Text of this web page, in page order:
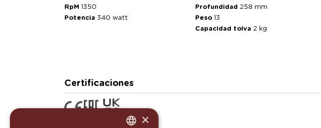
RpM 1350
Potencia 340 watt
Profundidad 258 mm
Peso 13
Capacidad tolva 2 kg
Certificaciones
×